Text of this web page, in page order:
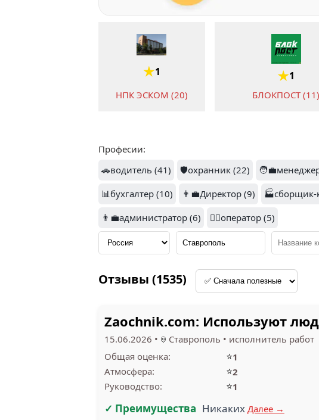
1
НПК ЭСКОМ (20)
1
БЛОКПОСТ (11)
1
АЛЬЯНС (8) ЭНЕРГОГИД
1
ДР ТРАНС (6)
РУССКИЙ СВЕТ (5)
Професии:
🚗водитель (41)
🛡️охранник (22)
📊бухгалтер (10)
👨‍💼Директор (9) 🏭сборщик-
👨‍💼администратор (6)
👷‍♂️оператор (5)
Отзывы (1535)
Zaochnik.com: Используют
15.06.2026 • Ставрополь • исполнитель работ
Общая оценка:
⭐1
Атмосфера:
⭐2
Руководство:
⭐1
✓ Преимущества Никаких Далее →